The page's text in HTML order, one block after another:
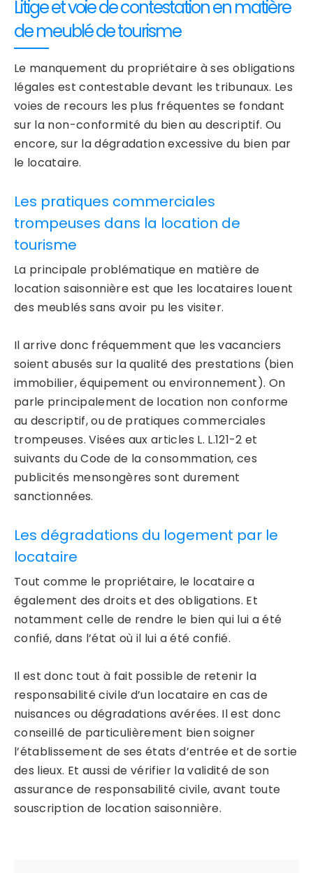
Litige et voie de contestation en matière
de meublé de tourisme
Le manquement du propriétaire à ses obligations
légales est contestable devant les tribunaux. Les
voies de recours les plus fréquentes se fondant
sur la non-conformité du bien au descriptif. Ou
encore, sur la dégradation excessive du bien par
le locataire.
Les pratiques commerciales
trompeuses dans la location de
tourisme
La principale problématique en matière de
location saisonnière est que les locataires louent
des meublés sans avoir pu les visiter.
Il arrive donc fréquemment que les vacanciers
soient abusés sur la qualité des prestations (bien
immobilier, équipement ou environnement). On
parle principalement de location non conforme
au descriptif, ou de pratiques commerciales
trompeuses. Visées aux articles L. L.121-2 et
suivants du Code de la consommation, ces
publicités mensongères sont durement
sanctionnées.
Les dégradations du logement par le
locataire
Tout comme le propriétaire, le locataire a
également des droits et des obligations. Et
notamment celle de rendre le bien qui lui a été
confié, dans l’état où il lui a été confié.
Il est donc tout à fait possible de retenir la
responsabilité civile d’un locataire en cas de
nuisances ou dégradations avérées. Il est donc
conseillé de particulièrement bien soigner
l’établissement de ses états d’entrée et de sortie
des lieux. Et aussi de vérifier la validité de son
assurance de responsabilité civile, avant toute
souscription de location saisonnière.